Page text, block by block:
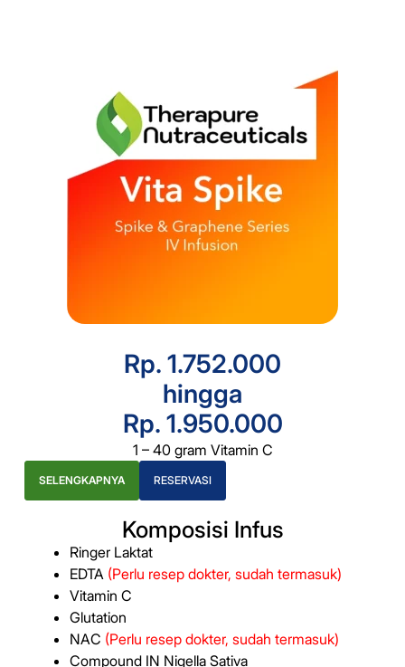
Rp. 1.752.000
hingga
Rp. 1.950.000
1 – 40 gram Vitamin C
SELENGKAPNYA RESERVASI
Komposisi Infus
Ringer Laktat
EDTA (Perlu resep dokter, sudah termasuk)
Vitamin C
Glutation
NAC (Perlu resep dokter, sudah termasuk)
Compound IN Nigella Sativa